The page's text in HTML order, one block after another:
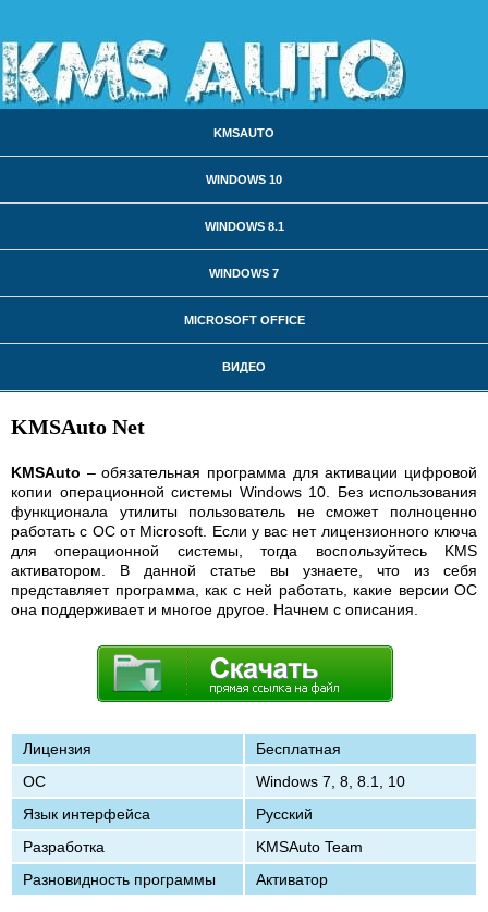
KMSAUTO
WINDOWS 10
WINDOWS 8.1
WINDOWS 7
MICROSOFT OFFICE
ВИДЕО
KMSAuto Net
KMSAuto – обязательная программа для активации цифровой
копии операционной системы Windows 10. Без использования
функционала утилиты пользователь не сможет полноценно
работать с ОС от Microsoft. Если у вас нет лицензионного ключа
для операционной системы, тогда воспользуйтесь KMS
активатором. В данной статье вы узнаете, что из себя
представляет программа, как с ней работать, какие версии ОС
она поддерживает и многое другое. Начнем с описания.
Лицензия
Бесплатная
ОС
Windows 7, 8, 8.1, 10
Язык интерфейса
Русский
Разработка
KMSAuto Team
Разновидность программы
Активатор